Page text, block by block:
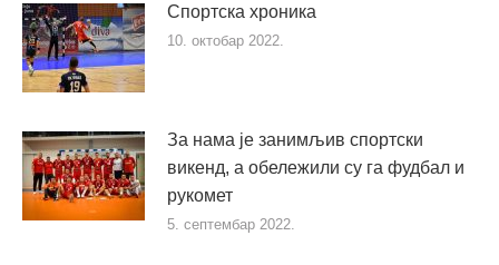
Спортска хроника
10. октобар 2022.
За нама је занимљив спортски
викенд, а обележили су га фудбал и
рукомет
5. септембар 2022.